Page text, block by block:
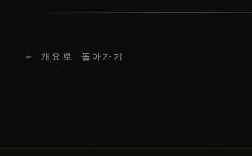
← 개요로 돌아가기